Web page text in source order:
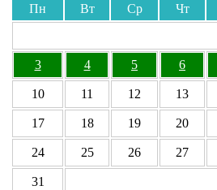
Пн Вт Ср Чт
3 4 5 6
10 11 12 13
17 18 19 20
24 25 26 27
31